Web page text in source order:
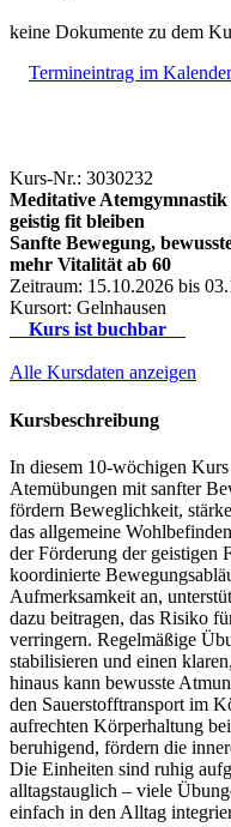
keine Dokumente zu dem
Termineintrag im Kalender
Kurs-Nr.: 3030232
Meditative
geistig fit bleiben
Sanfte Bewegung,
mehr Vitalität ab 60
Zeitraum: 15.10.2026 bis
Kursort: Gelnhausen
Kurs ist buchbar
Alle Kursdaten anzeigen
Kursbeschreibung
In diesem 10-wöchigen
Atemübungen mit sanfter
fördern Beweglichkeit,
das allgemeine
der Förderung der geistigen
koordinierte
Aufmerksamkeit an,
dazu beitragen, das Risiko
verringern. Regelmäßige
stabilisieren und einen
hinaus kann bewusste
den Sauerstofftransport im
aufrechten Körperhaltung
beruhigend, fördern die
Die Einheiten sind ruhig
alltagstauglich – viele
einfach in den Alltag